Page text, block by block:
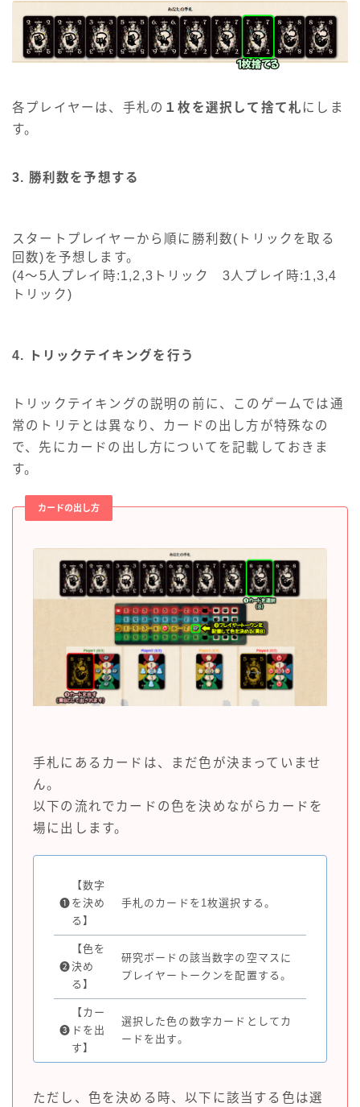
各プレイヤーは、手札の １枚を選択して捨て札 にしま
す。
3. 勝利数を予想する
スタートプレイヤーから順に勝利数(トリックを取る
回数)を予想します。
(4～5人プレイ時:1,2,3トリック 3人プレイ時:1,3,4
トリック)
4. トリックテイキングを行う
トリックテイキングの説明の前に、このゲームでは通
常のトリテとは異なり、カードの出し方が特殊なの
で、先にカードの出し方についてを記載しておきま
す。
カードの出し方
手札にあるカードは、まだ色が決まっていませ
ん。
以下の流れでカードの色を決めながらカードを
場に出します。
❶
【数字
を決め
る】
手札のカードを1枚選択する。
❷
【色を
決め
る】
研究ボードの該当数字の空マスに
プレイヤートークンを配置する。
❸
【カー
ドを出
す】
選択した色の数字カードとしてカ
ードを出す。
ただし、色を決める時、以下に該当する色は選